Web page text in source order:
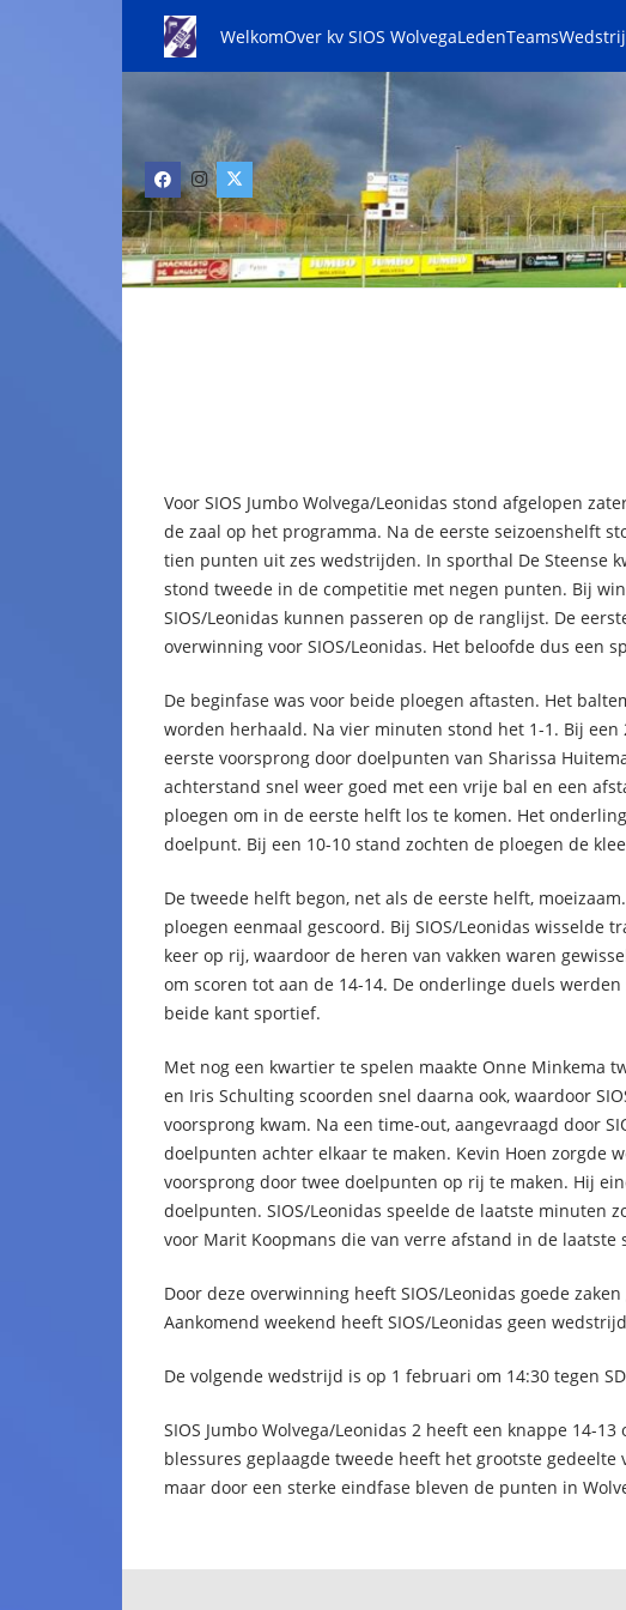
WelkomOver kv SIOS WolvegaLedenTeams
Voor SIOS Jumbo Wolvega/Leonidas stond afgelopen
de zaal op het programma. Na de eerste seizoenshelft
tien punten uit zes wedstrijden. In sporthal De Steense
stond tweede in de competitie met negen punten. Bij
SIOS/Leonidas kunnen passeren op de ranglijst. De
overwinning voor SIOS/Leonidas. Het beloofde dus een
De beginfase was voor beide ploegen aftasten. Het
worden herhaald. Na vier minuten stond het 1-1. Bij
eerste voorsprong door doelpunten van Sharissa
achterstand snel weer goed met een vrije bal en een
ploegen om in de eerste helft los te komen. Het
doelpunt. Bij een 10-10 stand zochten de ploegen de
De tweede helft begon, net als de eerste helft,
ploegen eenmaal gescoord. Bij SIOS/Leonidas wisselde
keer op rij, waardoor de heren van vakken waren
om scoren tot aan de 14-14. De onderlinge duels
beide kant sportief.
Met nog een kwartier te spelen maakte Onne Minkema
en Iris Schulting scoorden snel daarna ook, waardoor
voorsprong kwam. Na een time-out, aangevraagd door
doelpunten achter elkaar te maken. Kevin Hoen zorgde
voorsprong door twee doelpunten op rij te maken. Hij
doelpunten. SIOS/Leonidas speelde de laatste minuten
voor Marit Koopmans die van verre afstand in de laatste
Door deze overwinning heeft SIOS/Leonidas goede
Aankomend weekend heeft SIOS/Leonidas geen
De volgende wedstrijd is op 1 februari om 14:30 tegen
SIOS Jumbo Wolvega/Leonidas 2 heeft een knappe 14-
blessures geplaagde tweede heeft het grootste
maar door een sterke eindfase bleven de punten in